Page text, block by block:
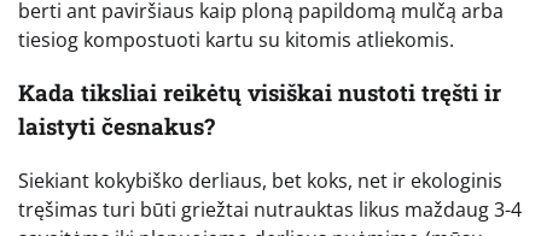
berti ant paviršiaus kaip ploną papildomą mulčą arba
tiesiog kompostuoti kartu su kitomis atliekomis.
Kada tiksliai reikėtų visiškai nustoti tręšti ir
laistyti česnakus?
Siekiant kokybiško derliaus, bet koks, net ir ekologinis
tręšimas turi būti griežtai nutrauktas likus maždaug 3-4